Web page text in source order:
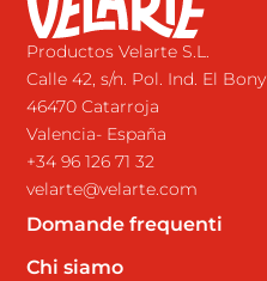
Productos Velarte S.L.
Calle 42, s/n. Pol. Ind. El Bony
46470 Catarroja
Valencia- España
+34 96 126 71 32
velarte@velarte.com
Domande frequenti
Chi siamo